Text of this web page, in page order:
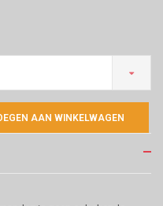
AAN WINKELWAGEN